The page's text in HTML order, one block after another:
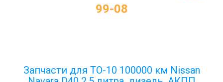
99-08
Запчасти для ТО-10 100000 км Nissan